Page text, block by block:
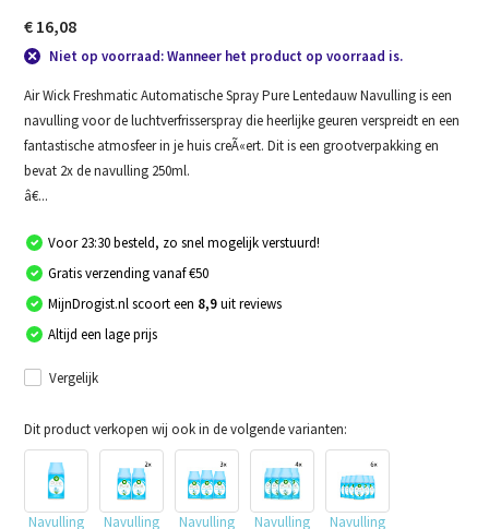
€ 16,08
Niet op voorraad: Wanneer het product op voorraad is.
Air Wick Freshmatic Automatische Spray Pure Lentedauw Navulling is een
navulling voor de luchtverfrisserspray die heerlijke geuren verspreidt en een
fantastische atmosfeer in je huis creÃ«ert. Dit is een grootverpakking en
bevat 2x de navulling 250ml.
â€...
Voor 23:30 besteld, zo snel mogelijk verstuurd!
Gratis verzending vanaf €50
MijnDrogist.nl scoort een 8,9uit reviews
Altijd een lage prijs
Vergelijk
Dit product verkopen wij ook in de volgende varianten:
Navulling
Navulling
Navulling
Navulling
Navulling